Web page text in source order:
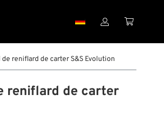
 
de reniflard de carter S&S Evolution
reniflard de carter